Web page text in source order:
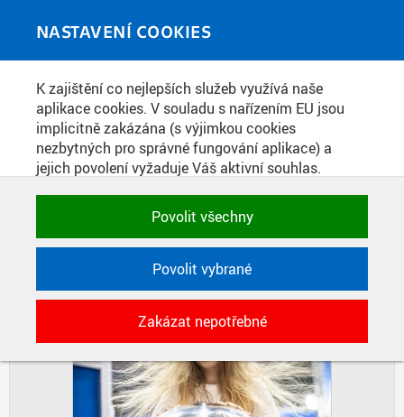
NASTAVENÍ COOKIES
K zajištění co nejlepších služeb využívá naše
aplikace cookies. V souladu s nařízením EU jsou
implicitně zakázána (s výjimkou cookies
nezbytných pro správné fungování aplikace) a
jejich povolení vyžaduje Váš aktivní souhlas.
zakázat, případně vybrat a povolit cookies podle
kategorie. Svoje rozhodnutí můžete samozřejmě
kdykoli změnit.
POTŘEBNÉ
Technické cookies využívané aplikacemi
ČVUT pro uchování jejich nastavení,
vlastností a identifikátorů relace. Jsou
nezbytné pro správné fungování a jsou
vždy aktivní.
Povolit všechny
Povolit vybrané
Zakázat nepotřebné
MEDIATÉKA
You are here
Home Fotografie
GAUDEAMUS PRAHA 2025
DIAPOZITIVY DLAŽDICE
CIHLY